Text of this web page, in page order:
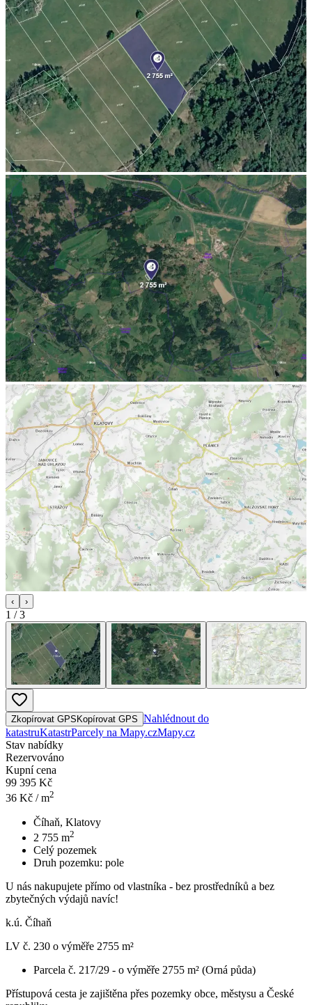
‹ ›
1 /3
Zkopírovat GPS Kopírovat GPS Nahlédnout do
katastruKatastrParcely na Mapy.czMapy.cz
Stav nabídky
Rezervováno
Kupní cena
99 395 Kč
36 Kč / m2
Číhaň, Klatovy
2 755 m2
Celý pozemek
Druh pozemku: pole
U nás nakupujete přímo od vlastníka - bez prostředníků a bez
zbytečných výdajů navíc!
k.ú. Číhaň
LV č. 230 o výměře 2755 m²
Parcela č. 217/29 - o výměře 2755 m² (Orná půda)
Přístupová cesta je zajištěna přes pozemky obce, městysu a České